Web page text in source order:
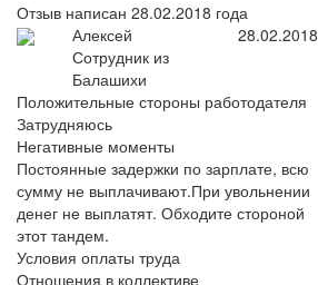
Отзыв написан 28.02.2018 года
Алексей
Сотрудник из
Балашихи
28.02.2018
Положительные стороны работодателя
Затрудняюсь
Негативные моменты
Постоянные задержки по зарплате, всю
сумму не выплачивают.При увольнении
денег не выплатят. Обходите стороной
этот тандем.
Условия оплаты труда
Отношения в коллективе